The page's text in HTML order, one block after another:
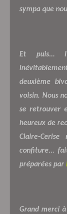
sympa que
Et puis...
deuxième
voisin. Nous
se retrouver
heureux de
Claire-
confiture...
préparées par
Grand merci